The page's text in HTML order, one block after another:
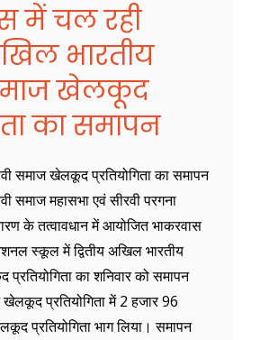
में चल रही
भारतीय
खेलकूद
का समापन
समाज खेलकूद प्रतियोगिता का समापन
समाज महासभा एवं सीरवी परगना
के तत्वावधान में आयोजित भाकरवास
स्कूल में द्वितीय अखिल भारतीय
का शनिवार को समापन
प्रतियोगिता में 2 हजार 96
प्रतियोगिता भाग लिया। समापन